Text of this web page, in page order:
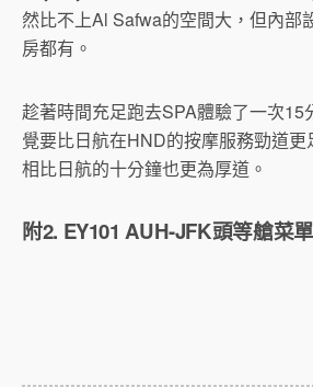
然比不上Al Safwa的空間大，但內部
房都有。
趁著時間充足跑去SPA體驗了一次15
覺要比日航在HND的按摩服務勁道
相比日航的十分鐘也更為厚道。
附2. EY101 AUH-JFK頭等艙菜